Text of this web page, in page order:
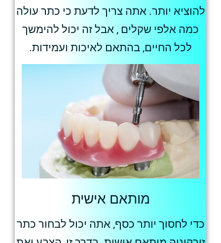
להוציא יותר. אתה צריך לדעת כי כתר עולה
כמה אלפי שקלים , אבל זה יכול להימשך
לכל החיים, בהתאם לאיכות ועמידות.
מותאם אישית
כדי לחסוך יותר כסף, אתה יכול לבחור כתר